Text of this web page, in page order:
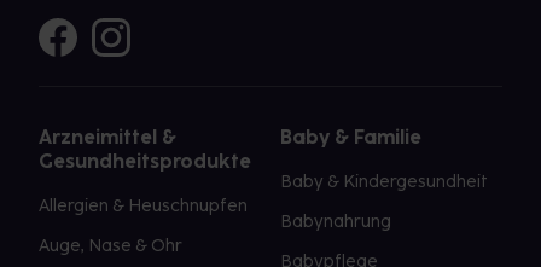
Arzneimittel &
Gesundheitsprodukte
Allergien & Heuschnupfen
Auge, Nase & Ohr
Baby & Familie
Baby & Kindergesundheit
Babynahrung
Babypflege